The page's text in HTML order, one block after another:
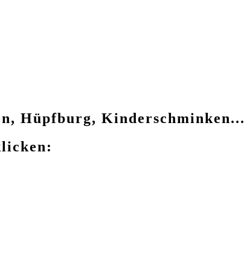
Hüpfburg, Kinderschminken...